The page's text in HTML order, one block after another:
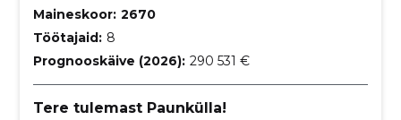
Maineskoor: 2670
Töötajaid: 8
Prognooskäive (2026): 290 531 €
Tere tulemast Paunkülla!